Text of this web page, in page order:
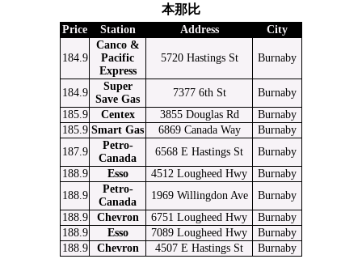
本那比
Price Station Address City
184.9
Canco &
Pacific
Express
5720 Hastings St Burnaby
184.9
Super
Save Gas
7377 6th St
Burnaby
185.9
Centex 3855 Douglas Rd
Burnaby
185.9 Smart Gas 6869 Canada Way
Burnaby
187.9
Petro-
Canada
6568 E Hastings St
Burnaby
188.9
Esso 4512 Lougheed Hwy
Burnaby
188.9
Petro-
Canada
1969 Willingdon Ave
Burnaby
188.9
Chevron 6751 Lougheed Hwy
Burnaby
188.9
Esso 7089 Lougheed Hwy
Burnaby
188.9
Chevron 4507 E Hastings St Burnaby